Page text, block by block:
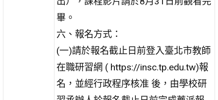
畢。
六、報名方式：
(一)請於報名截止日前登入臺北市教師
在職研習網 ( https://insc.tp.edu.tw)報
名，並經行政程序核准 後，由學校研